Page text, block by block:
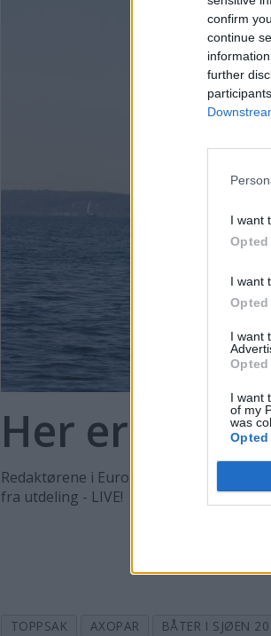
confirm
continue
further
I want
Opted
I want
Opted
I want
Opted
I want
of my
was
Her er
Redaktørene i Europas åtte ledende
fra utdeling - LIVE!
TOPPSAK AXOPAR BÅTER I SJØEN